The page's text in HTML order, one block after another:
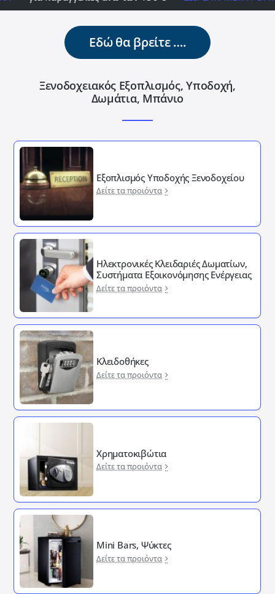
Εδώ θα βρείτε ….
Ξενοδοχειακός Εξοπλισμός, Υποδοχή,
Δωμάτια, Μπάνιο
Εξοπλισμός Υποδοχής Ξενοδοχείου
Δείτε τα προιόντα
Ηλεκτρονικές Κλειδαριές Δωματίων,
Συστήματα Εξοικονόμησης Ενέργειας
Δείτε τα προιόντα
Κλειδοθήκες
Δείτε τα προιόντα
Χρηματοκιβώτια
Δείτε τα προιόντα
Mini Bars, Ψύκτες
Δείτε τα προιόντα